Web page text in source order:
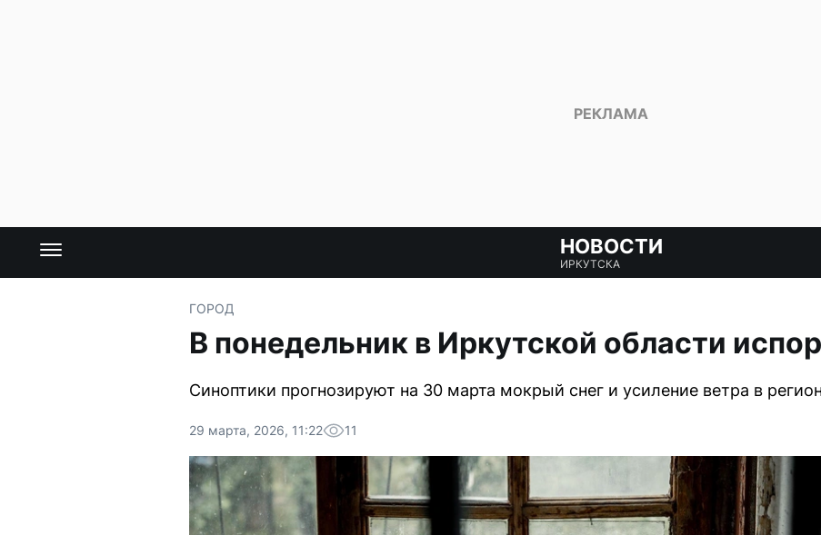
НОВОСТИ
ИРКУТСКА
ГОРОД
В понедельник в Иркутской области
Синоптики прогнозируют на 30 марта мокрый снег и усиление ветра в
29 марта, 2026, 11:22 11